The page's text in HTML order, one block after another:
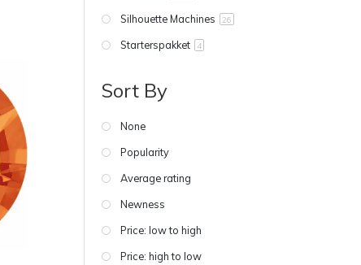
Silhouette Machines 26
Starterspakket 4
Sort By
None
Popularity
Average rating
Newness
Price: low to high
Price: high to low